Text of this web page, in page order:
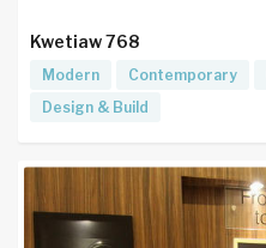
Kwetiaw 768
Modern Contemporary
Design & Build